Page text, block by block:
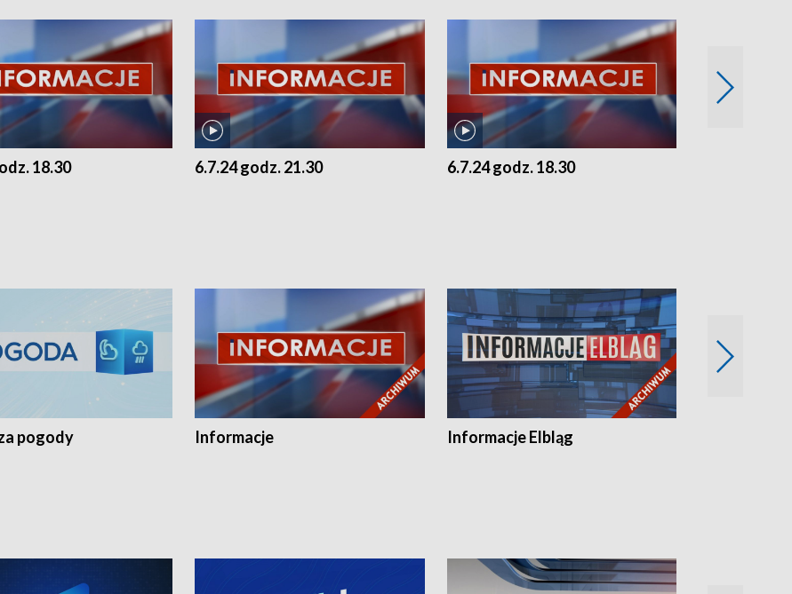
18.30 6.7.24 godz. 21.30 6.7.24 godz. 18.30
pogody Informacje Informacje Elbląg